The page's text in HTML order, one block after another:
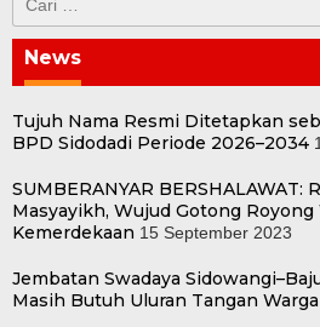
untuk:
News
Tujuh Nama Resmi Ditetapkan
BPD Sidodadi Periode 2026–2034
SUMBERANYAR BERSHALAWAT:
Masyayikh, Wujud Gotong Royong
Kemerdekaan 15 September 2023
Jembatan Swadaya
Masih Butuh Uluran Tangan Warga